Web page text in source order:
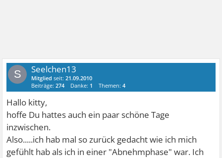
S Seelchen13
Mitglied seit:21.09.2010
Beiträge:274 Danke: 1 Themen:4
Hallo kitty,
hoffe Du hattes auch ein paar schöne Tage
inzwischen.
Also.....ich hab mal so zurück gedacht wie ich mich
gefühlt hab als ich in einer "Abnehmphase" war. Ich